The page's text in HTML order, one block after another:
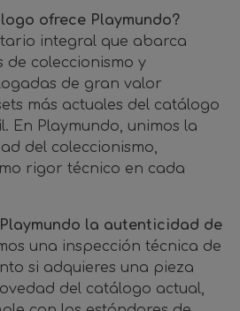
ofrece Playmundo?
integral que abarca
de coleccionismo y
de gran valor
más actuales del catálogo
En Playmundo, unimos la
del coleccionismo,
rigor técnico en cada
la autenticidad de
una inspección técnica de
si adquieres una pieza
del catálogo actual,